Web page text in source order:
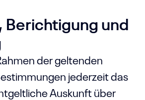
und
der geltenden
jederzeit das
Auskunft über